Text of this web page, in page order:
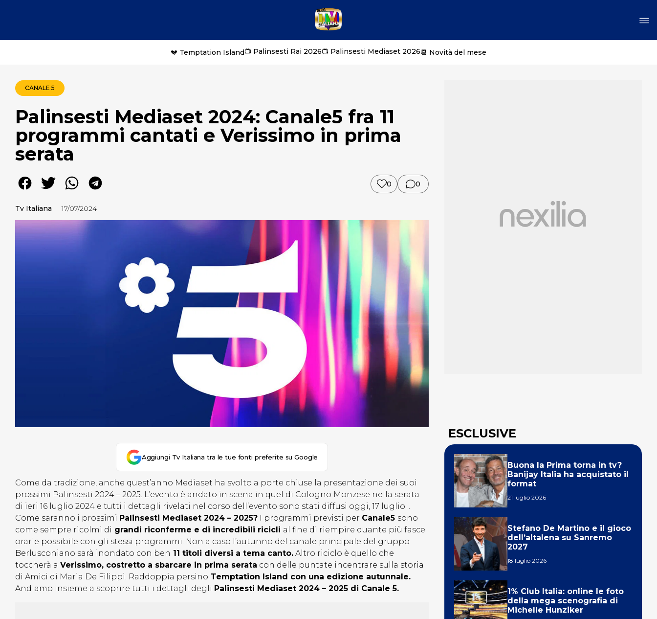
💔 Temptation Island📺 Palinsesti Rai 2026📺 Palinsesti Mediaset 2026📆 Novità del mese
CANALE 5
Palinsesti Mediaset 2024: Canale5 fra 11
programmi cantati e Verissimo in prima
serata
0 0
Tv Italiana 17/07/2024
Aggiungi Tv Italiana tra le tue fonti preferite su Google
Come da tradizione, anche quest’anno Mediaset ha svolto a porte chiuse la presentazione dei suoi
prossimi Palinsesti 2024 – 2025. L’evento è andato in scena in quel di Cologno Monzese nella serata
di ieri 16 luglio 2024 e tutti i dettagli rivelati nel corso dell’evento sono stati diffusi oggi, 17 luglio. .
Come saranno i prossimi Palinsesti Mediaset 2024 – 2025? I programmi previsti per Canale5 sono
come sempre ricolmi di grandi riconferme e di incredibili ricicli al fine di riempire quante più fasce
orarie possibile con gli stessi programmi. Non a caso l’autunno del canale principale del gruppo
Berlusconiano sarà inondato con ben 11 titoli diversi a tema canto. Altro riciclo è quello che
toccherà a Verissimo, costretto a sbarcare in prima serata con delle puntate incentrare sulla storia
di Amici di Maria De Filippi. Raddoppia persino Temptation Island con una edizione autunnale.
Andiamo insieme a scoprire tutti i dettagli degli Palinsesti Mediaset 2024 – 2025 di Canale 5.
ESCLUSIVE
Buona la Prima torna in tv?
Banijay Italia ha acquistato il
format
21 luglio 2026
Stefano De Martino e il gioco
dell’altalena su Sanremo
2027
18 luglio 2026
1% Club Italia: online le foto
della mega scenografia di
Michelle Hunziker